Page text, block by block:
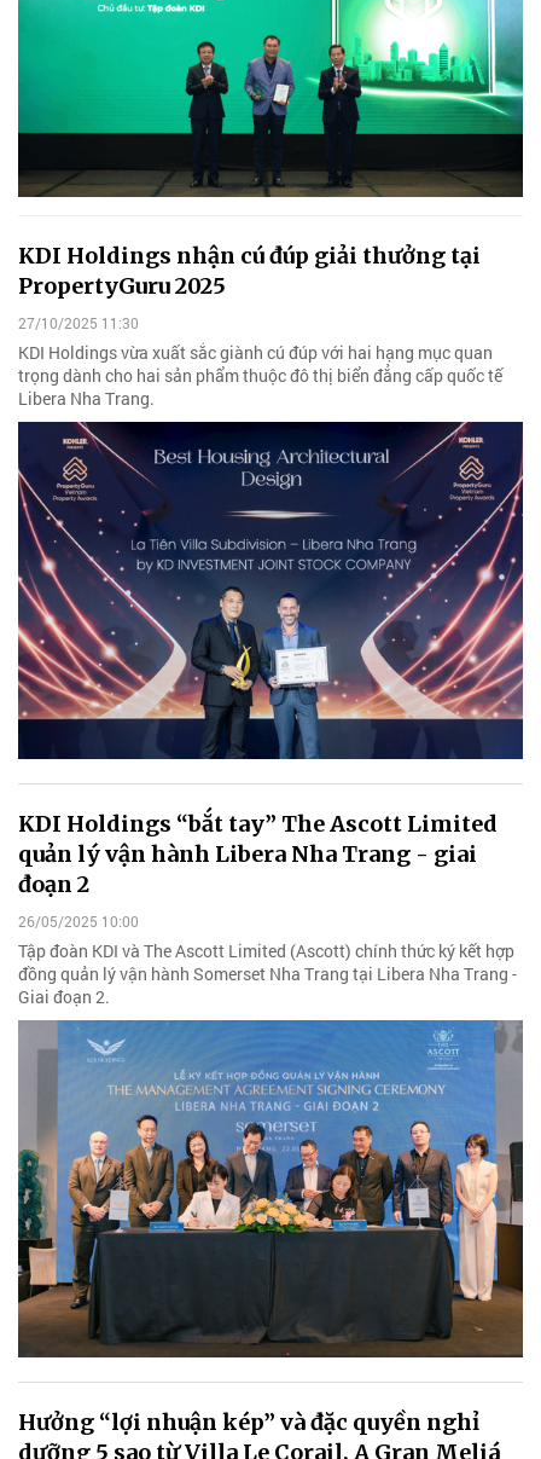
KDI Holdings nhận cú đúp giải thưởng tại
PropertyGuru 2025
27/10/2025 11:30
KDI Holdings vừa xuất sắc giành cú đúp với hai hạng mục quan
trọng dành cho hai sản phẩm thuộc đô thị biển đẳng cấp quốc tế
Libera Nha Trang.
KDI Holdings “bắt tay” The Ascott Limited
quản lý vận hành Libera Nha Trang - giai
đoạn 2
26/05/2025 10:00
Tập đoàn KDI và The Ascott Limited (Ascott) chính thức ký kết hợp
đồng quản lý vận hành Somerset Nha Trang tại Libera Nha Trang -
Giai đoạn 2.
Hưởng “lợi nhuận kép” và đặc quyền nghỉ
dưỡng 5 sao từ Villa Le Corail, A Gran Meliá